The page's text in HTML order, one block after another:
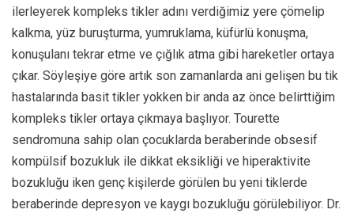
ilerleyerek kompleks tikler adını verdiğimiz yere çömelip
kalkma, yüz buruşturma, yumruklama, küfürlü konuşma,
konuşulanı tekrar etme ve çığlık atma gibi hareketler ortaya
çıkar. Söyleşiye göre artık son zamanlarda ani gelişen bu tik
hastalarında basit tikler yokken bir anda az önce belirttiğim
kompleks tikler ortaya çıkmaya başlıyor. Tourette
sendromuna sahip olan çocuklarda beraberinde obsesif
kompülsif bozukluk ile dikkat eksikliği ve hiperaktivite
bozukluğu iken genç kişilerde görülen bu yeni tiklerde
beraberinde depresyon ve kaygı bozukluğu görülebiliyor. Dr.